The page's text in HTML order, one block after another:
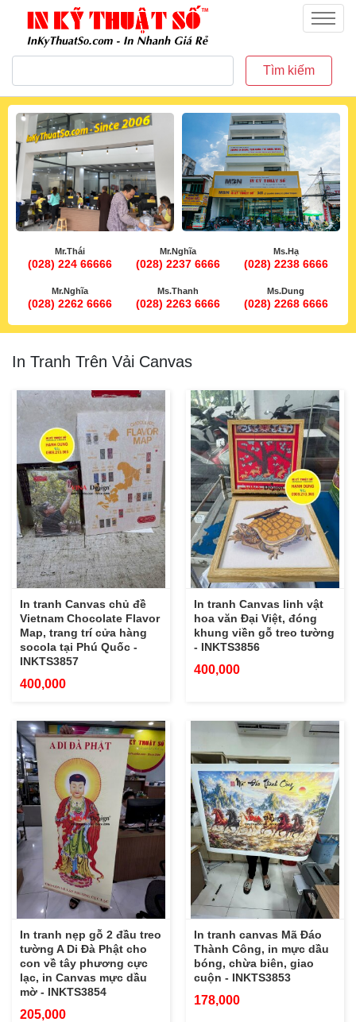
inkythuatso.com
Menu
Tìm kiếm
Mr.Thái
(028) 224 66666
Mr.Nghĩa
(028) 2237 6666
Ms.Hạ
(028) 2238 6666
Mr.Nghĩa
(028) 2262 6666
Ms.Thanh
(028) 2263 6666
Ms.Dung
(028) 2268 6666
In Tranh Trên Vải Canvas
In tranh Canvas chủ đề
Vietnam Chocolate Flavor
Map, trang trí cửa hàng
socola tại Phú Quốc -
INKTS3857
400,000
In tranh Canvas linh vật
hoa văn Đại Việt, đóng
khung viền gỗ treo tường
- INKTS3856
400,000
In tranh nẹp gỗ 2 đầu treo
tường A Di Đà Phật cho
con về tây phương cực
lạc, in Canvas mực dầu
mờ - INKTS3854
205,000
In tranh canvas Mã Đáo
Thành Công, in mực dầu
bóng, chừa biên, giao
cuộn - INKTS3853
178,000